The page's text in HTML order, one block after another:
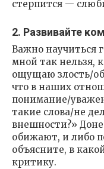
стерпится —
2. Развивайте
Важно научиться
мной так нельзя,
ощущаю злость/
что в наших
понимание/
такие слова/не
внешности?»
обижают, и либо
объясните, в
критику.